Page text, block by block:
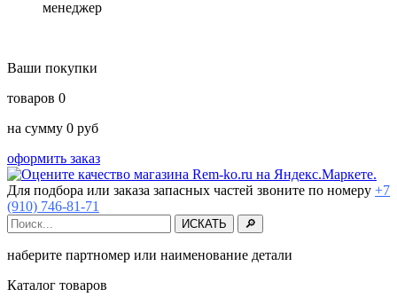
менеджер
Ваши покупки
товаров 0
на сумму 0 руб
оформить заказ
Для подбора или заказа запасных частей звоните по номеру +7
(910) 746-81-71
наберите партномер или наименование детали
Каталог товаров